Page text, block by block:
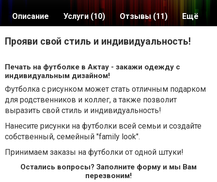
Описание Услуги (10) Отзывы (11) Ещё
Прояви свой стиль и индивидуальность!
Печать на футболке в Актау - закажи одежду с
индивидуальным дизайном!
Футболка с рисунком может стать отличным подарком
для родственников и коллег, а также позволит
выразить свой стиль и индивидуальность!
Нанесите рисунки на футболки всей семьи и создайте
собственный, семейный "family look".
Принимаем заказы на футболки от одной штуки!
Остались вопросы? Заполните форму и мы Вам
перезвоним!